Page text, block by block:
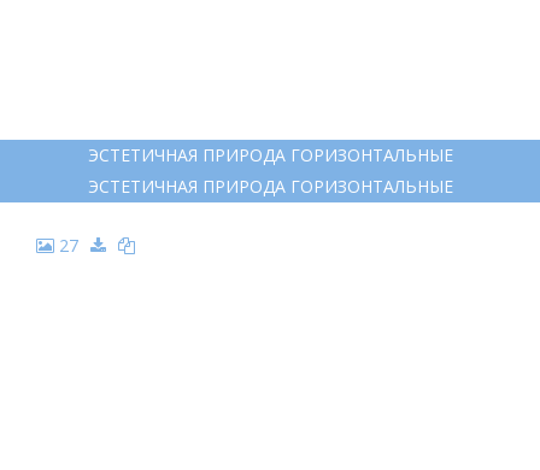
ЭСТЕТИЧНАЯ ПРИРОДА ГОРИЗОНТАЛЬНЫЕ
ЭСТЕТИЧНАЯ ПРИРОДА ГОРИЗОНТАЛЬНЫЕ
27